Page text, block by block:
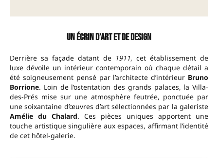
Un écrin d’art et de design
Derrière sa façade datant de 1911, cet établissement de
luxe dévoile un intérieur contemporain où chaque détail a
été soigneusement pensé par l’architecte d’intérieur Bruno
Borrione. Loin de l’ostentation des grands palaces, la Villa-
des-Prés mise sur une atmosphère feutrée, ponctuée par
une soixantaine d’œuvres d’art sélectionnées par la galeriste
Amélie du Chalard. Ces pièces uniques apportent une
touche artistique singulière aux espaces, affirmant l’identité
de cet hôtel-galerie.